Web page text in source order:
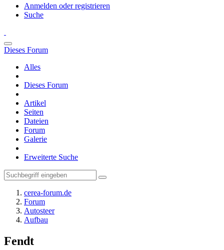
Anmelden oder registrieren
Suche
Dieses Forum
Alles
Dieses Forum
Artikel
Seiten
Dateien
Forum
Galerie
Erweiterte Suche
cerea-forum.de
Forum
Autosteer
Aufbau
Fendt